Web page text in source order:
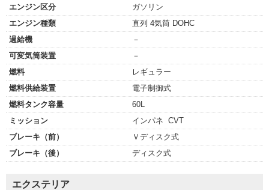
エンジン区分
ガソリン
エンジン種類
直列 4気筒 DOHC
過給機
－
可変気筒装置
－
燃料
レギュラー
燃料供給装置
電子制御式
燃料タンク容量
60L
ミッション
インパネ CVT
ブレーキ（前）
Ｖディスク式
ブレーキ（後）
ディスク式
エクステリア